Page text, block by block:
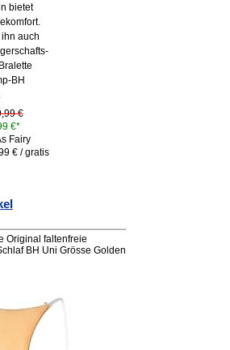
bietet
auch
BH
€
€*
Fairy
€ / gratis
Original faltenfreie
BH Uni Grösse Golden